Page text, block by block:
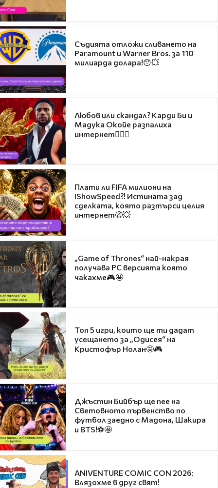
Съдията отложи сливането на
Paramount и Warner Bros. за 110
милиарда долара!😯💥
Любов или скандал? Карди Би и
Мадука Окойе разпалиха
интернет❤️‍🔥🔥
Плати ли FIFA милиони на
IShowSpeed?! Истината зад
сделката, която разтърси целия
интернет🤑💥
„Game of Thrones“ най-накрая
получава PC версията която
чакахме🎮🤩
Топ 5 игри, които ще ти дадат
усещането за „Одисея“ на
Кристофър Нолан🤩🎮
Джъстин Бийбър ще пее на
Световното първенство по
футбол заедно с Мадона, Шакира
и BTS!⚽🤩
ANIVENTURE COMIC CON 2026:
Влязохме в друг свят!